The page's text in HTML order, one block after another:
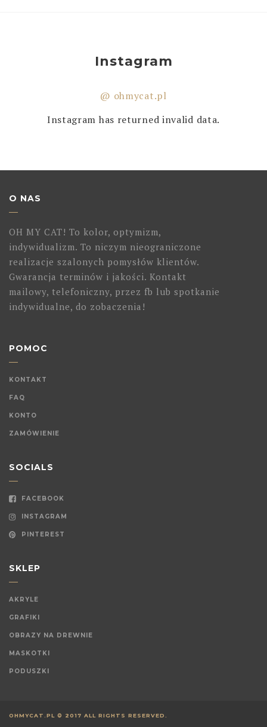
Instagram
@ ohmycat.pl
Instagram has returned invalid data.
O NAS
OH MY CAT! To kolor, optymizm,
indywidualizm. To niczym nieograniczone
realizacje szalonych pomysłów klientów.
Gwarancja terminów i jakości. Kontakt
mailowy, telefoniczny, przez fb lub spotkanie
indywidualne, do zobaczenia!
POMOC
KONTAKT
FAQ
KONTO
ZAMÓWIENIE
SOCIALS
FACEBOOK
INSTAGRAM
PINTEREST
SKLEP
AKRYLE
GRAFIKI
OBRAZY NA DREWNIE
MASKOTKI
PODUSZKI
OHMYCAT.PL © 2017 ALL RIGHTS RESERVED.